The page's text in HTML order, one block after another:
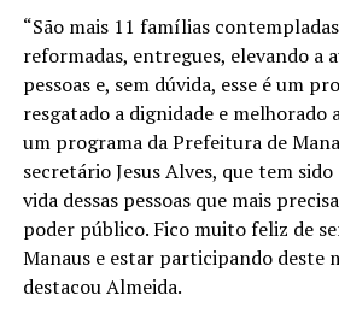
“São mais 11 famílias
reformadas, entregues, elevando a
pessoas e, sem dúvida, esse é um
resgatado a dignidade e melhorado
um programa da Prefeitura de
secretário Jesus Alves, que tem
vida dessas pessoas que mais
poder público. Fico muito feliz de
Manaus e estar participando deste
destacou Almeida.